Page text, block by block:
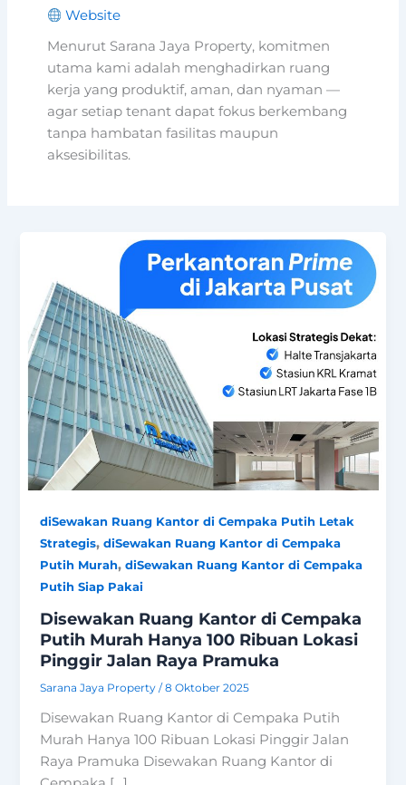
Website
Menurut Sarana Jaya Property, komitmen
utama kami adalah menghadirkan ruang
kerja yang produktif, aman, dan nyaman —
agar setiap tenant dapat fokus berkembang
tanpa hambatan fasilitas maupun
aksesibilitas.
diSewakan Ruang Kantor di Cempaka Putih Letak
Strategis,diSewakan Ruang Kantor di Cempaka
Putih Murah,diSewakan Ruang Kantor di Cempaka
Putih Siap Pakai
Disewakan Ruang Kantor di Cempaka
Putih Murah Hanya 100 Ribuan Lokasi
Pinggir Jalan Raya Pramuka
Sarana Jaya Property/8 Oktober 2025
Disewakan Ruang Kantor di Cempaka Putih
Murah Hanya 100 Ribuan Lokasi Pinggir Jalan
Raya Pramuka Disewakan Ruang Kantor di